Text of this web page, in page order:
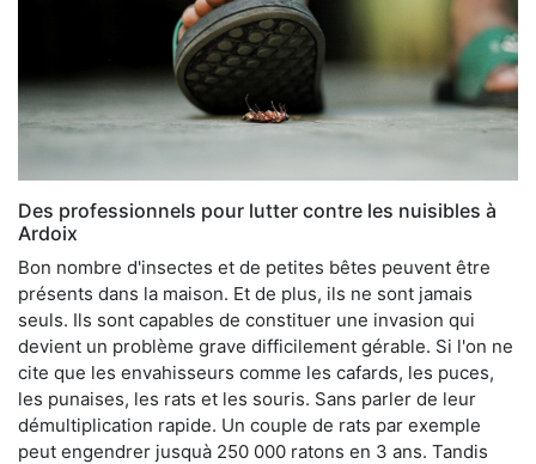
Des professionnels pour lutter contre les nuisibles à
Ardoix
Bon nombre d'insectes et de petites bêtes peuvent être
présents dans la maison. Et de plus, ils ne sont jamais
seuls. Ils sont capables de constituer une invasion qui
devient un problème grave difficilement gérable. Si l'on ne
cite que les envahisseurs comme les cafards, les puces,
les punaises, les rats et les souris. Sans parler de leur
démultiplication rapide. Un couple de rats par exemple
peut engendrer jusquà 250 000 ratons en 3 ans. Tandis